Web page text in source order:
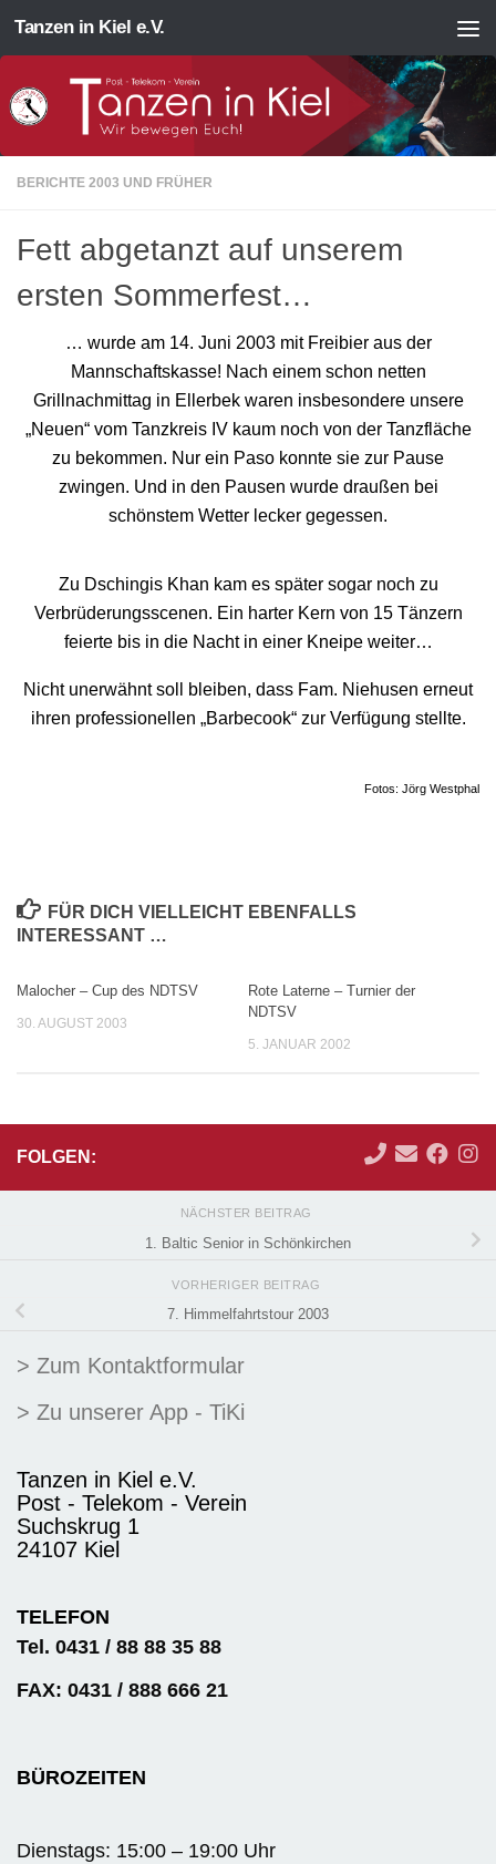
Zum Inhalt springen
Tanzen in Kiel e.V.
BERICHTE 2003 UND FRÜHER
Fett abgetanzt auf unserem
ersten Sommerfest…
… wurde am 14. Juni 2003 mit Freibier aus der
Mannschaftskasse! Nach einem schon netten
Grillnachmittag in Ellerbek waren insbesondere unsere
„Neuen“ vom Tanzkreis IV kaum noch von der Tanzfläche
zu bekommen. Nur ein Paso konnte sie zur Pause
zwingen. Und in den Pausen wurde draußen bei
schönstem Wetter lecker gegessen.
Zu Dschingis Khan kam es später sogar noch zu
Verbrüderungsscenen. Ein harter Kern von 15 Tänzern
feierte bis in die Nacht in einer Kneipe weiter…
Nicht unerwähnt soll bleiben, dass Fam. Niehusen erneut
ihren professionellen „Barbecook“ zur Verfügung stellte.
Fotos: Jörg Westphal
FÜR DICH VIELLEICHT EBENFALLS
INTERESSANT …
Malocher – Cup des NDTSV
30. AUGUST 2003
Rote Laterne – Turnier der
NDTSV
5. JANUAR 2002
FOLGEN:
NÄCHSTER BEITRAG
1. Baltic Senior in Schönkirchen
VORHERIGER BEITRAG
7. Himmelfahrtstour 2003
> Zum Kontaktformular
> Zu unserer App - TiKi
Tanzen in Kiel e.V.
Post - Telekom - Verein
Suchskrug 1
24107 Kiel
TELEFON
Tel. 0431 / 88 88 35 88
FAX: 0431 / 888 666 21
BÜROZEITEN
Dienstags: 15:00 – 19:00 Uhr